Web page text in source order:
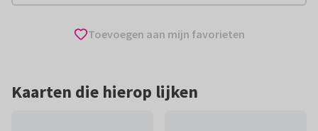
Toevoegen aan mijn favorieten
Kaarten die hierop lijken